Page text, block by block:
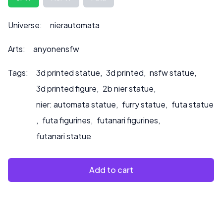
peut également influencer le prix.
Veuillez nous contacter à ***
souhaitez que nous peignions le produit.
Universe: nierautomata
Arts: anyonensfw
Tags: 3d printed statue, 3d printed, nsfw statue,
3d printed figure, 2b nier statue,
nier: automata statue, furry statue, futa statue
, futa figurines, futanari figurines,
futanari statue
Add to cart